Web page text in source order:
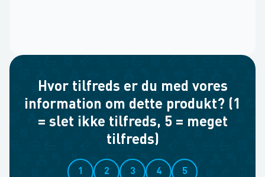
Hvor tilfreds er du med vores
information om dette produkt? (1
= slet ikke tilfreds, 5 = meget
tilfreds)
1 2 3 4 5